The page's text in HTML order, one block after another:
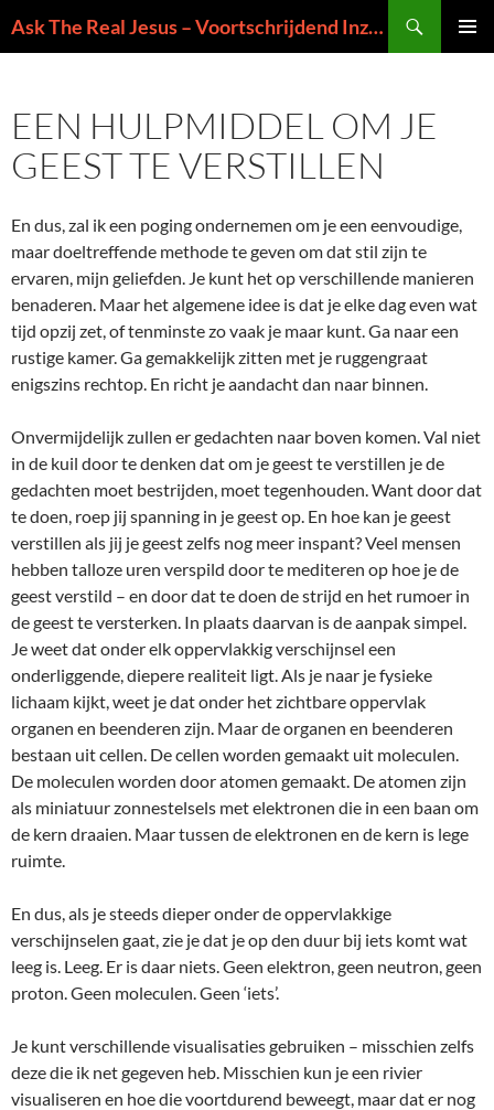
naar
Ask The Real Jesus – Voortschrijdend Inzicht in de Zin van het Leven
EEN HULPMIDDEL OM JE
GEEST TE VERSTILLEN
En dus, zal ik een poging ondernemen om je een eenvoudige,
maar doeltreffende methode te geven om dat stil zijn te
ervaren, mijn geliefden. Je kunt het op verschillende manieren
benaderen. Maar het algemene idee is dat je elke dag even wat
tijd opzij zet, of tenminste zo vaak je maar kunt. Ga naar een
rustige kamer. Ga gemakkelijk zitten met je ruggengraat
enigszins rechtop. En richt je aandacht dan naar binnen.
Onvermijdelijk zullen er gedachten naar boven komen. Val niet
in de kuil door te denken dat om je geest te verstillen je de
gedachten moet bestrijden, moet tegenhouden. Want door dat
te doen, roep jij spanning in je geest op. En hoe kan je geest
verstillen als jij je geest zelfs nog meer inspant? Veel mensen
hebben talloze uren verspild door te mediteren op hoe je de
geest verstild – en door dat te doen de strijd en het rumoer in
de geest te versterken. In plaats daarvan is de aanpak simpel.
Je weet dat onder elk oppervlakkig verschijnsel een
onderliggende, diepere realiteit ligt. Als je naar je fysieke
lichaam kijkt, weet je dat onder het zichtbare oppervlak
organen en beenderen zijn. Maar de organen en beenderen
bestaan uit cellen. De cellen worden gemaakt uit moleculen.
De moleculen worden door atomen gemaakt. De atomen zijn
als miniatuur zonnestelsels met elektronen die in een baan om
de kern draaien. Maar tussen de elektronen en de kern is lege
ruimte.
En dus, als je steeds dieper onder de oppervlakkige
verschijnselen gaat, zie je dat je op den duur bij iets komt wat
leeg is. Leeg. Er is daar niets. Geen elektron, geen neutron, geen
proton. Geen moleculen. Geen ‘iets’.
Je kunt verschillende visualisaties gebruiken – misschien zelfs
deze die ik net gegeven heb. Misschien kun je een rivier
visualiseren en hoe die voortdurend beweegt, maar dat er nog